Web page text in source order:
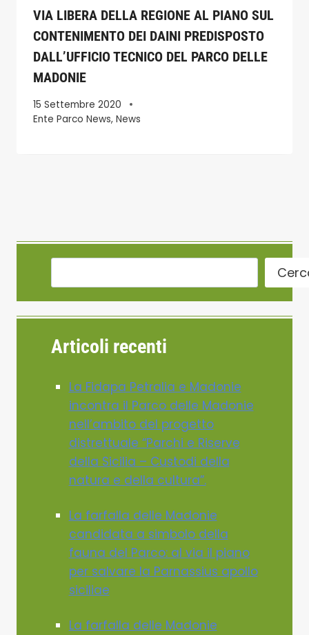
VIA LIBERA DELLA REGIONE AL PIANO SUL
CONTENIMENTO DEI DAINI PREDISPOSTO
DALL’UFFICIO TECNICO DEL PARCO DELLE
MADONIE
15 Settembre 2020
Ente Parco News, News
Articoli recenti
La Fidapa Petralia e Madonie
incontra il Parco delle Madonie
nell’ambito del progetto
distrettuale “Parchi e Riserve
della Sicilia – Custodi della
natura e della cultura”.
La farfalla delle Madonie
candidata a simbolo della
fauna del Parco: al via il piano
per salvare la Parnassius apollo
siciliae
La farfalla delle Madonie